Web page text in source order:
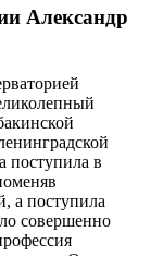
Александр
поступила в
а поступила
совершенно